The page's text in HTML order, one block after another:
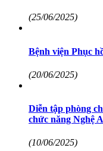
(25/06/2025)
Bệnh viện Phục
(20/06/2025)
Diễn tập phòng
chức năng Nghệ
(10/06/2025)